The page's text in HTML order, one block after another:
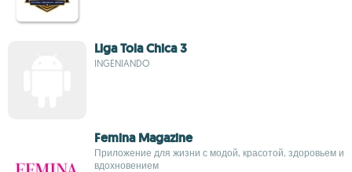
Liga Tola Chica 3
INGENIANDO
Femina Magazine
Приложение для жизни с модой, красотой, здоровьем и
вдохновением